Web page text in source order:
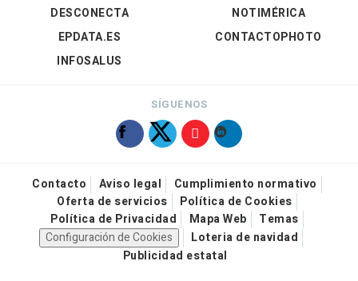
DESCONECTA
EPDATA.ES
INFOSALUS
NOTIMÉRICA
CONTACTOPHOTO
SÍGUENOS
Contacto Aviso legal
Cumplimiento normativo
Oferta de servicios
Política de Cookies
Política de Privacidad
Mapa Web
Temas
Configuración de Cookies
Loteria de navidad
Publicidad estatal